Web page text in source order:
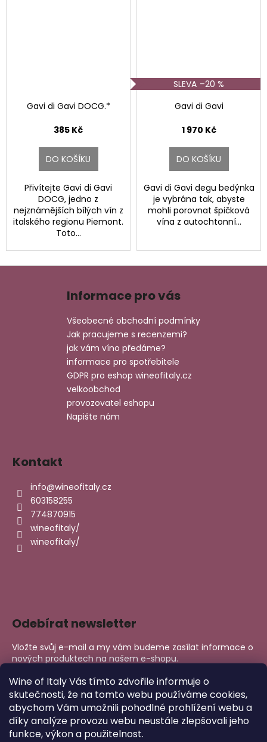
Wine of Italy Vás tímto zdvořile informuje o
skutečnosti, že na tomto webu používáme cookies,
abychom Vám umožnili pohodlné prohlížení webu a
díky analýze provozu webu neustále zlepšovali jeho
funkce, výkon a použitelnost.
Gavi di Gavi DOCG.*
385 Kč
DO KOŠÍKU
Přivítejte Gavi di Gavi
DOCG, jedno z
nejznámějších bílých vín z
italského regionu Piemont.
Toto...
–20 %
Gavi di Gavi
1 970 Kč
DO KOŠÍKU
Gavi di Gavi degu bedýnka
je vybrána tak, abyste
mohli porovnat špičková
vína z autochtonní...
Informace pro vás
Všeobecné obchodní podmínky
Jak pracujeme s recenzemi?
jak vám víno předáme?
informace pro spotřebitele
GDPR pro eshop wineofitaly.cz
velkoobchod
provozovatel eshopu
Napište nám
Kontakt
info@wineofitaly.cz
603158255
774870915
wineofitaly/
wineofitaly/
Odebírat newsletter
Vložte svůj e-mail a my vám budeme zasílat informace o
nových produktech na našem e-shopu.
E-mail
PŘIHLÁSIT SE